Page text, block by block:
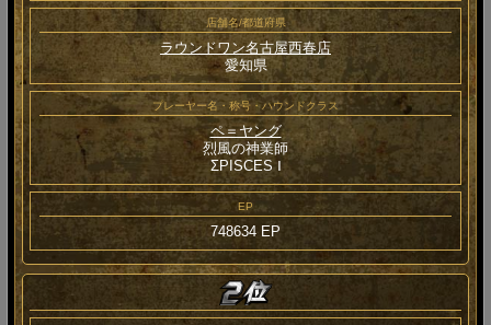
店舗名/都道府県
ラウンドワン名古屋西春店
愛知県
プレーヤー名・称号・ハウンドクラス
ペ＝ヤング
烈風の神業師
ΣPISCES Ⅰ
EP
748634 EP